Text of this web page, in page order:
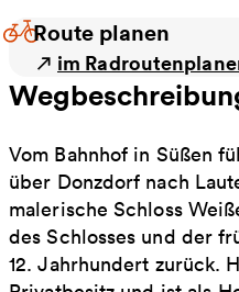
Route planen
im
Vom Bahnhof in Süßen
über Donzdorf nach
malerische Schloss
des Schlosses und der
12. Jahrhundert zurück.